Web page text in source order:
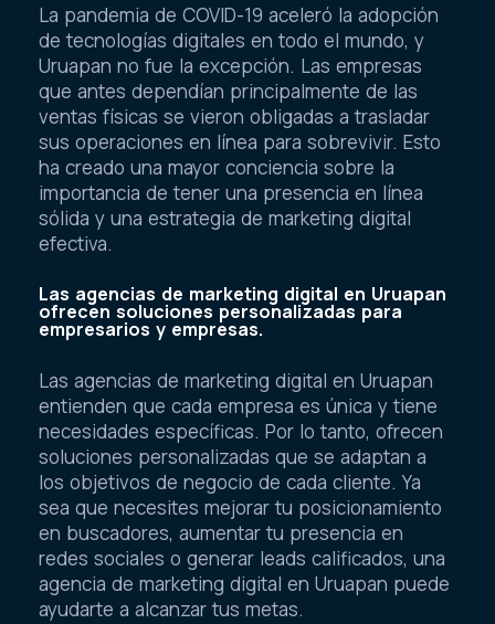
La pandemia de COVID-19 aceleró la adopción
de tecnologías digitales en todo el mundo, y
Uruapan no fue la excepción. Las empresas
que antes dependían principalmente de las
ventas físicas se vieron obligadas a trasladar
sus operaciones en línea para sobrevivir. Esto
ha creado una mayor conciencia sobre la
importancia de tener una presencia en línea
sólida y una estrategia de marketing digital
efectiva.
Las agencias de marketing digital en Uruapan
ofrecen soluciones personalizadas para
empresarios y empresas.
Las agencias de marketing digital en Uruapan
entienden que cada empresa es única y tiene
necesidades específicas. Por lo tanto, ofrecen
soluciones personalizadas que se adaptan a
los objetivos de negocio de cada cliente. Ya
sea que necesites mejorar tu posicionamiento
en buscadores, aumentar tu presencia en
redes sociales o generar leads calificados, una
agencia de marketing digital en Uruapan puede
ayudarte a alcanzar tus metas.